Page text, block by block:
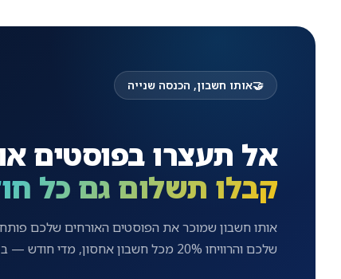
🤝אותו חשבון, הכנסה שנייה
אל תעצרו בפוסטים
קבלו תשלום גם כל
אותו חשבון שמוכר את הפוסטים האורחים שלכם
שלכם והרוויחו 20% מכל חשבון אחסון, מדי חודש — בזמן שהזמנות הפוסטים ממשיכות לשלם על כל מכירה.